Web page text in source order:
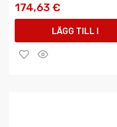
174,63 €
LÄGG TILL I
VARUKORGEN